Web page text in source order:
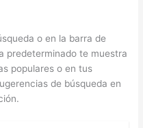
o en la barra de
predeterminado te muestra
populares o en tus
de búsqueda en